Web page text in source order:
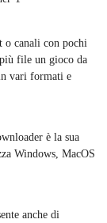
o canali con pochi
file un gioco da
vari formati e
è la sua
Windows, MacOS
anche di